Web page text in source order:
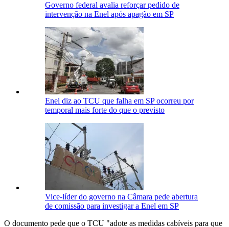
Governo federal avalia reforçar pedido de
intervenção na Enel após apagão em SP
Enel diz ao TCU que falha em SP ocorreu por
temporal mais forte do que o previsto
Vice-líder do governo na Câmara pede abertura
de comissão para investigar a Enel em SP
O documento pede que o TCU "adote as medidas cabíveis para que